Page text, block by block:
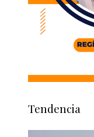
Tendencia